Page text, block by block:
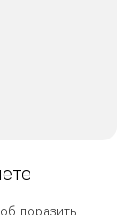
поразить